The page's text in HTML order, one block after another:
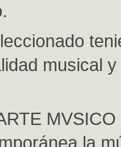
musical
la